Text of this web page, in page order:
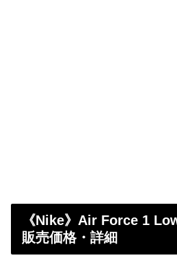
《Nike》Air Force 1
販売価格・詳細